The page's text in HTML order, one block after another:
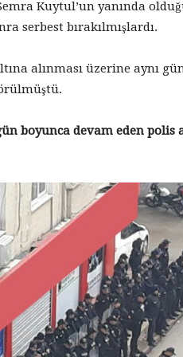
Kuytul’un yanında
serbest bırakılmışlardı.
alınması üzerine aynı
boyunca devam eden polis